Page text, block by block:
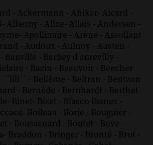
- Ackermann - Ahikar- Aicard -
- Alberny - Alixe- Allais - Andersen -
- Apollinaire - Arène - Assollant
- Audoux - Aulnoy - Austen -
- Banville - Barbey d aurevilly -
- Bazin - Beauvoir - Beecher
- Bellême - Beltran - Bentzon
- Bernède - Bernhardt - Berthet
- Binet- Bizet - Blasco ibanez -
- Boileau - Borie - Bouguier -
- Boussenard - Boutet - Bove -
- Braddon - Bringer - Brontë - Brot -